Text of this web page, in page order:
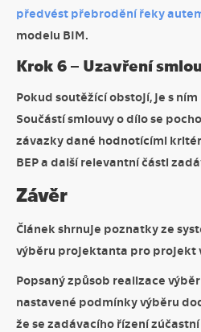
předvést přebrodění řeky
modelu BIM.
Krok 6 – Uzavření
Pokud soutěžící obstojí, je s
Součástí smlouvy o dílo se
závazky dané hodnotícími
BEP a další relevantní části
Závěr
Článek shrnuje poznatky ze
výběru projektanta pro projekt
Popsaný způsob realizace
nastavené podmínky výběru
že se zadávacího řízení